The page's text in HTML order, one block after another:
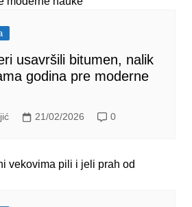
usavršili bitumen, nalik
godina pre moderne
21/02/2026 0